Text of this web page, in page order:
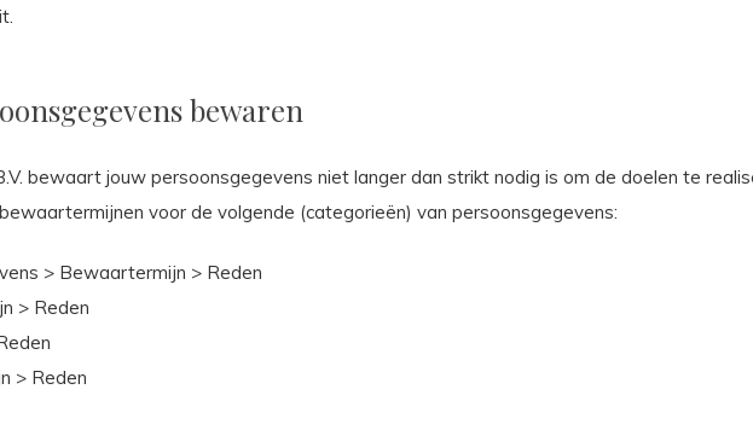
bewaren
bewaart jouw persoonsgegevens niet langer dan strikt nodig is om de doelen te
voor de volgende (categorieën) van persoonsgegevens:
> Bewaartermijn > Reden
> Reden
> Reden